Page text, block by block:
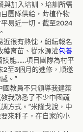
與加入培訓。培訓所需
團隊供給，蒔植作物
易近一切。截至2024
近很有熱忱，紛紜報名
穫育苗、從水源灌包養
技能……項目團隊為村平
2至3個月的進修，順遂
。”
國教員不只領導我建築
我熟悉了不少中國蔬
方式。”米隆戈說，中
來種子，在自家的小